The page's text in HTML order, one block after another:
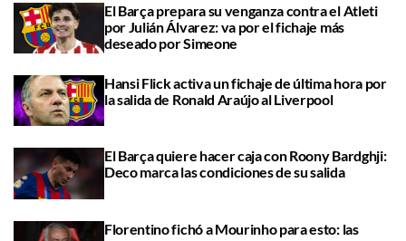
El Barça prepara su venganza contra el Atleti
por Julián Álvarez: va por el fichaje más
deseado por Simeone
Hansi Flick activa un fichaje de última hora por
la salida de Ronald Araújo al Liverpool
El Barça quiere hacer caja con Roony Bardghji:
Deco marca las condiciones de su salida
Florentino fichó a Mourinho para esto: las